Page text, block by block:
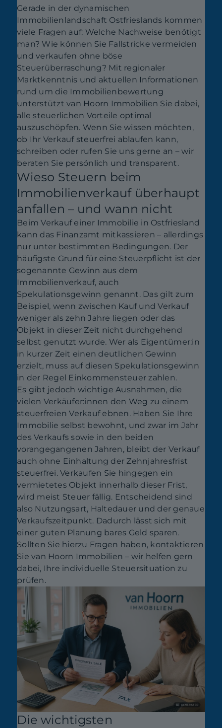
Gerade in der dynamischen
Immobilienlandschaft Ostfrieslands kommen
viele Fragen auf: Welche Nachweise benötigt
man? Wie können Sie Fallstricke vermeiden
und verkaufen ohne böse
Steuerüberraschung? Mit regionaler
Marktkenntnis und aktuellen Informationen
rund um die Immobilienbewertung
unterstützt van Hoorn Immobilien Sie dabei,
alle steuerlichen Vorteile optimal
auszuschöpfen. Wenn Sie wissen möchten,
ob Ihr Verkauf steuerfrei ablaufen kann,
schreiben oder rufen Sie uns gerne an – wir
beraten Sie persönlich und transparent.
Wieso Steuern beim
Immobilienverkauf überhaupt
anfallen – und wann nicht
Beim Verkauf einer Immobilie in Ostfriesland
kann das Finanzamt mitkassieren – allerdings
nur unter bestimmten Bedingungen. Der
häufigste Grund für eine Steuerpflicht ist der
sogenannte Gewinn aus dem
Immobilienverkauf, auch
Spekulationsgewinn genannt. Das gilt zum
Beispiel, wenn zwischen Kauf und Verkauf
weniger als zehn Jahre liegen oder das
Objekt in dieser Zeit nicht durchgehend
selbst genutzt wurde. Wer als Eigentümer:in
in kurzer Zeit einen deutlichen Gewinn
erzielt, muss auf diesen Spekulationsgewinn
in der Regel Einkommensteuer zahlen.
Es gibt jedoch wichtige Ausnahmen, die
vielen Verkäufer:innen den Weg zu einem
steuerfreien Verkauf ebnen. Haben Sie Ihre
Immobilie selbst bewohnt, und zwar im Jahr
des Verkaufs sowie in den beiden
vorangegangenen Jahren, bleibt der Verkauf
auch ohne Einhaltung der Zehnjahresfrist
steuerfrei. Verkaufen Sie hingegen ein
vermietetes Objekt innerhalb dieser Frist,
wird meist Steuer fällig. Entscheidend sind
also Nutzungsart, Haltedauer und der genaue
Verkaufszeitpunkt. Dadurch lässt sich mit
einer guten Planung bares Geld sparen.
Sollten Sie hierzu Fragen haben, kontaktieren
Sie van Hoorn Immobilien – wir helfen gern
dabei, Ihre individuelle Steuersituation zu
prüfen.
Die wichtigsten